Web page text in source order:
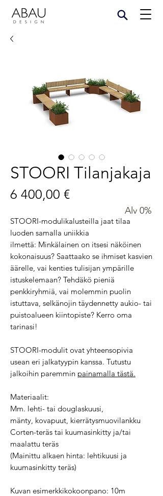
STOORI Tilanjakaja
6 400,00 €Hinta
STOORI-modulikalusteilla jaat tilaa
luoden samalla uniikkia
ilmettä: Minkälainen on itsesi näköinen
kokonaisuus? Saattaako se ihmiset kasvien
äärelle, vai kenties tulisijan ympärille
istuskelemaan? Tehdäkö pieniä
penkkiryhmiä, vai molemmin puolin
istuttava, selkänojin täydennetty aukio- tai
puistoalueen kiintopiste? Kerro oma
tarinasi!
STOORI-modulit ovat yhteensopivia
usean eri jalkatyypin kanssa. Tutustu
jalkoihin paremmin painamalla tästä.
Materiaalit:
Mm. lehti- tai douglaskuusi,
mänty, kovapuut, kierrätysmuovilankku
Corten-teräs tai kuumasinkitty ja/tai
maalattu teräs
(Mainittu alkaen hinta: lehtikuusi ja
kuumasinkitty teräs)
Kuvan esimerkkikokoonpano: 10m
Alv 0%